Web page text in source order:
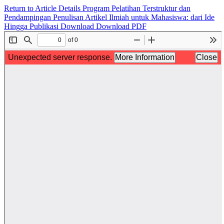
Return to Article Details Program Pelatihan Terstruktur dan
Pendampingan Penulisan Artikel Ilmiah untuk Mahasiswa: dari Ide
Hingga Publikasi Download Download PDF